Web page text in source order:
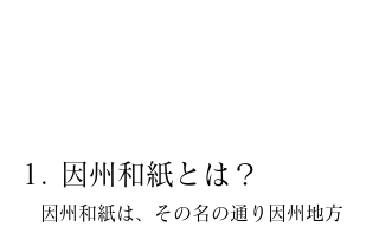
1. 因州和紙とは？
因州和紙は、その名の通り因州地方